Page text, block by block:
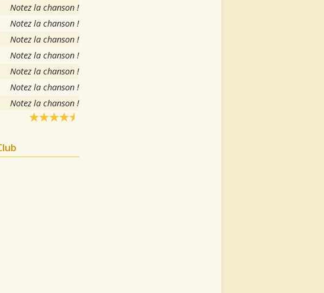
Notez la chanson !
Notez la chanson !
Notez la chanson !
Notez la chanson !
Notez la chanson !
Notez la chanson !
Notez la chanson !